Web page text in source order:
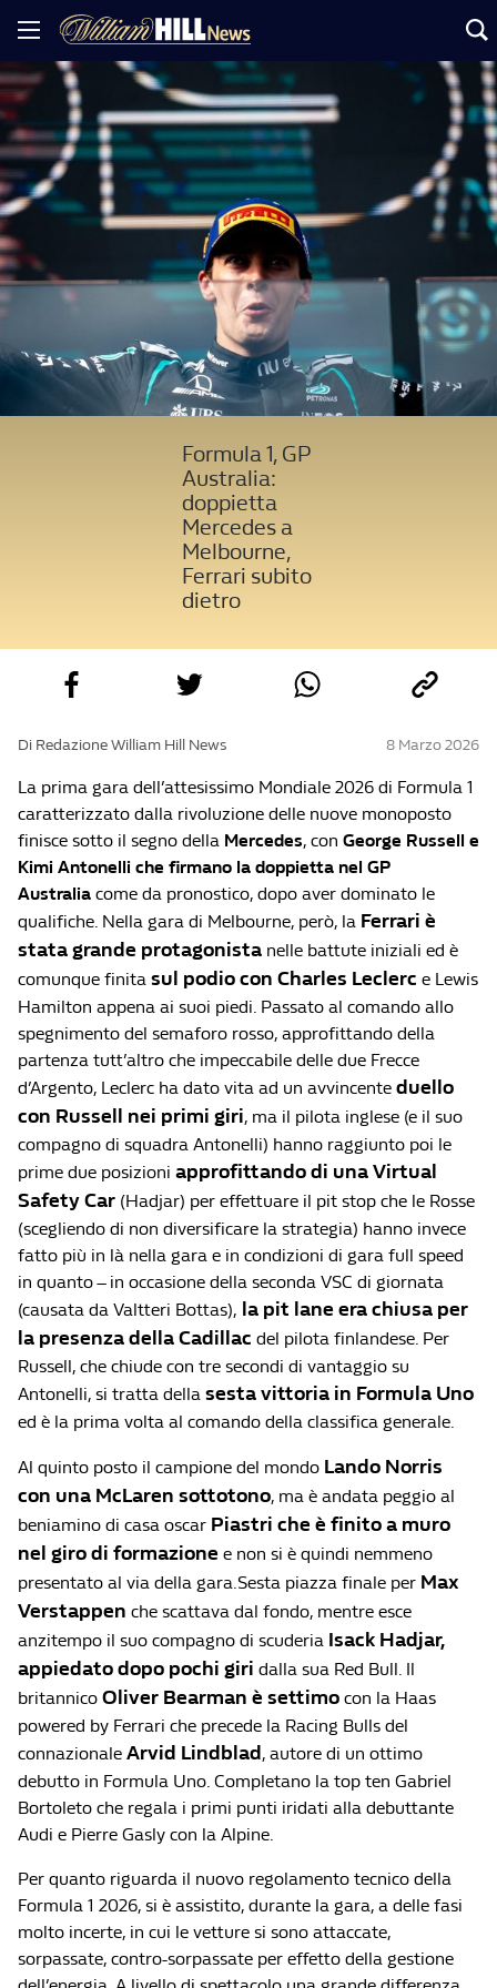
Formula 1, GP
Australia:
doppietta
Mercedes a
Melbourne,
Ferrari subito
dietro
Di Redazione William Hill News 8 Marzo 2026
La prima gara dell’attesissimo Mondiale 2026 di Formula 1
caratterizzato dalla rivoluzione delle nuove monoposto
finisce sotto il segno della Mercedes, con George Russell e
Kimi Antonelli che firmano la doppietta nel GP
Australia come da pronostico, dopo aver dominato le
qualifiche. Nella gara di Melbourne, però, la Ferrari è
stata grande protagonista nelle battute iniziali ed è
comunque finita sul podio con Charles Leclerc e Lewis
Hamilton appena ai suoi piedi. Passato al comando allo
spegnimento del semaforo rosso, approfittando della
partenza tutt’altro che impeccabile delle due Frecce
d’Argento, Leclerc ha dato vita ad un avvincente duello
con Russell nei primi giri, ma il pilota inglese (e il suo
compagno di squadra Antonelli) hanno raggiunto poi le
prime due posizioni approfittando di una Virtual
Safety Car (Hadjar) per effettuare il pit stop che le Rosse
(scegliendo di non diversificare la strategia) hanno invece
fatto più in là nella gara e in condizioni di gara full speed
in quanto – in occasione della seconda VSC di giornata
(causata da Valtteri Bottas), la pit lane era chiusa per
la presenza della Cadillac del pilota finlandese. Per
Russell, che chiude con tre secondi di vantaggio su
Antonelli, si tratta della sesta vittoria in Formula Uno
ed è la prima volta al comando della classifica generale.
Al quinto posto il campione del mondo Lando Norris
con una McLaren sottotono, ma è andata peggio al
beniamino di casa oscar Piastri che è finito a muro
nel giro di formazione e non si è quindi nemmeno
presentato al via della gara.Sesta piazza finale per Max
Verstappen che scattava dal fondo, mentre esce
anzitempo il suo compagno di scuderia Isack Hadjar,
appiedato dopo pochi giri dalla sua Red Bull. Il
britannico Oliver Bearman è settimo con la Haas
powered by Ferrari che precede la Racing Bulls del
connazionale Arvid Lindblad , autore di un ottimo
debutto in Formula Uno. Completano la top ten Gabriel
Bortoleto che regala i primi punti iridati alla debuttante
Audi e Pierre Gasly con la Alpine.
Per quanto riguarda il nuovo regolamento tecnico della
Formula 1 2026, si è assistito, durante la gara, a delle fasi
molto incerte, in cui le vetture si sono attaccate,
sorpassate, contro-sorpassate per effetto della gestione